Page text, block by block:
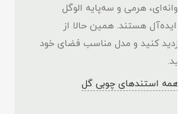
هرمی و سه‌پایه الوگل
ایده‌آل هستند. همین حالا از
کنید و مدل مناسب فضای خود
همه استندهای چوبی گل